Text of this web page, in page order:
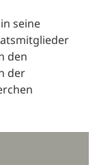
seine
den
der